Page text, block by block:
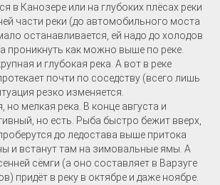
в Канозере или на глубоких плёсах реки
части реки (до автомобильного моста
останавливается, ей надо до холодов
проникнуть как можно выше по реке.
и глубокая река. А вот в реке
почти по соседству (всего лишь
резко изменяется.
но мелкая река. В конце августа и
но есть. Рыба быстро бежит вверх,
до ледостава выше притока
и встанут там на зимовальные ямы. А
сёмги (а оно составляет в Варзуге
придёт в реку в октябре и даже ноябре.